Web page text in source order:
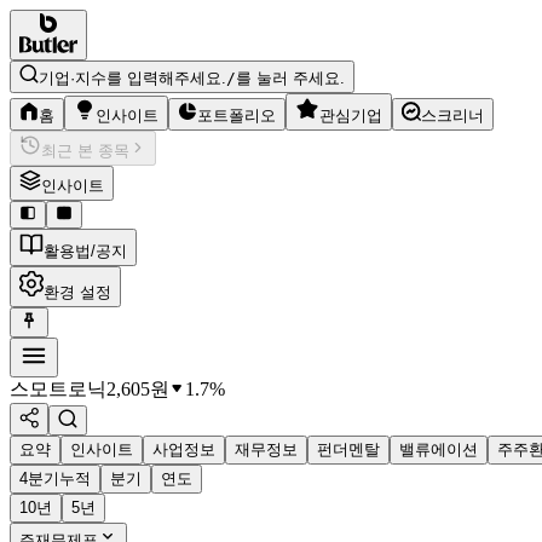
기업·지수를 입력해주세요./를 눌러 주세요.
홈 인사이트 포트폴리오 관심기업
스크리너
최근 본 종목
인사이트
활용법/공지
환경 설정
스모트로닉2,605원 1.7%
요약 인사이트 사업정보 재무정보 펀더멘탈 밸류에이션 주주
4분기누적
분기
연도
10년
5년